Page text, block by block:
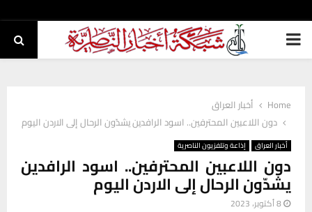
PRIMARY
Home
أخبار العراق
دون اللاعبين المحترفين.. اسود الرافدين يشدّون الرحال إلى الاردن اليوم
أخبار العراق إذاعة وتلفزيون الناصرية
دون اللاعبين المحترفين.. اسود الرافدين
يشدّون الرحال إلى الاردن اليوم
8 أكتوبر، 2023